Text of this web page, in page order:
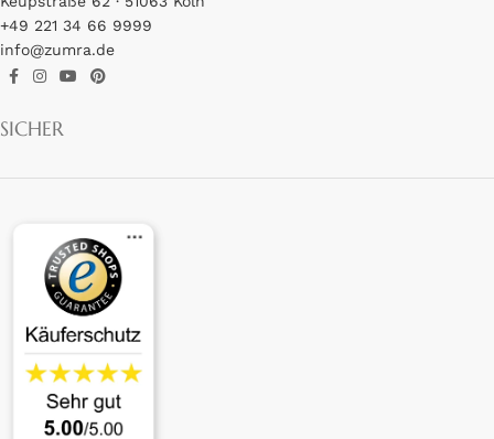
+49 221 34 66 9999
info@zumra.de
SICHER